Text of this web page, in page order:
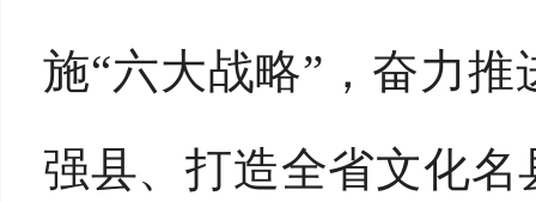
施“六大战略”，奋力
强县、打造全省文化名